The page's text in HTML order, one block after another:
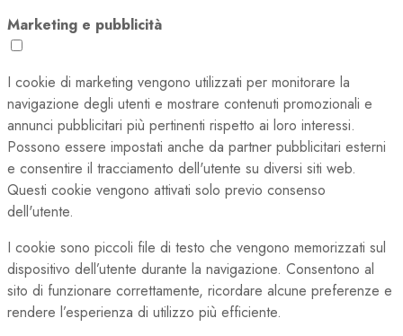
Marketing e pubblicità
I cookie di marketing vengono utilizzati per monitorare la
navigazione degli utenti e mostrare contenuti promozionali e
annunci pubblicitari più pertinenti rispetto ai loro interessi.
Possono essere impostati anche da partner pubblicitari esterni
e consentire il tracciamento dell'utente su diversi siti web.
Questi cookie vengono attivati solo previo consenso
dell'utente.
I cookie sono piccoli file di testo che vengono memorizzati sul
dispositivo dell’utente durante la navigazione. Consentono al
sito di funzionare correttamente, ricordare alcune preferenze e
rendere l’esperienza di utilizzo più efficiente.